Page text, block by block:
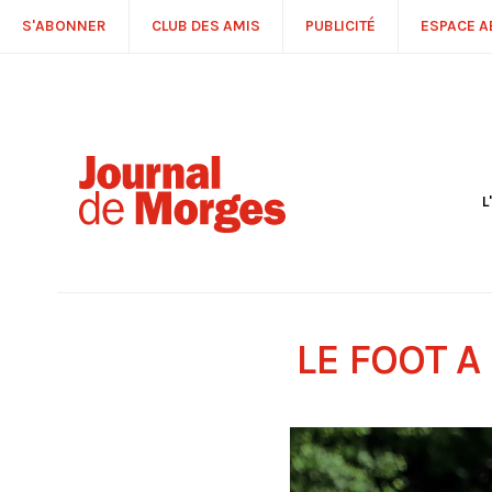
S'ABONNER CLUB DES AMIS PUBLICITÉ ESPACE
LE FOOT